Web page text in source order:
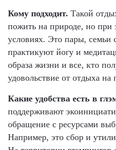
Кому подходит. Такой
пожить на природе, но
условиях. Это пары, семьи
практикуют йогу и
образа жизни и все, кто
удовольствие от отдыха на
Какие удобства есть в
поддерживают
обращение с ресурсами
Например, это сбор и